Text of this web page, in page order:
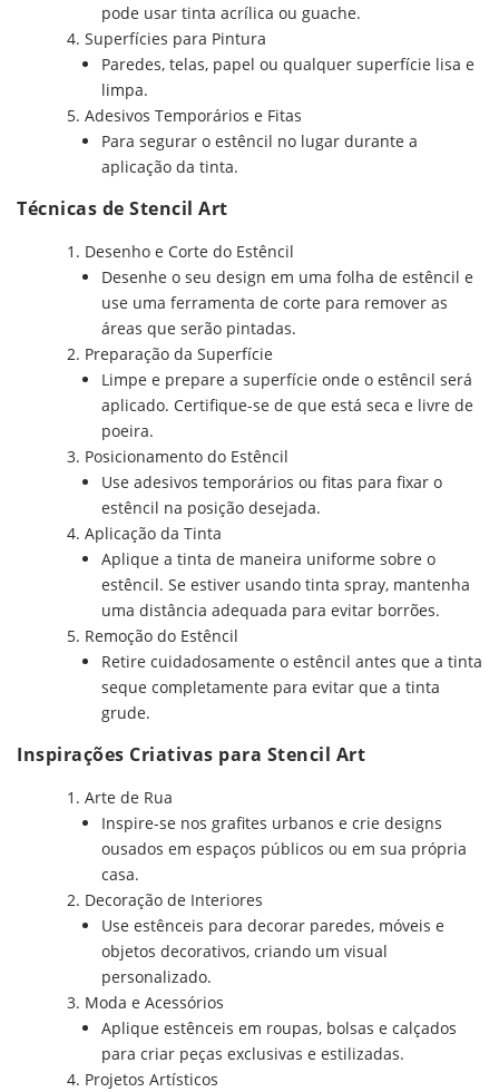
pode usar tinta acrílica ou guache.
Superfícies para Pintura
Paredes, telas, papel ou qualquer superfície lisa e
limpa.
Adesivos Temporários e Fitas
Para segurar o estêncil no lugar durante a
aplicação da tinta.
Técnicas de Stencil Art
Desenho e Corte do Estêncil
Desenhe o seu design em uma folha de estêncil e
use uma ferramenta de corte para remover as
áreas que serão pintadas.
Preparação da Superfície
Limpe e prepare a superfície onde o estêncil será
aplicado. Certifique-se de que está seca e livre de
poeira.
Posicionamento do Estêncil
Use adesivos temporários ou fitas para fixar o
estêncil na posição desejada.
Aplicação da Tinta
Aplique a tinta de maneira uniforme sobre o
estêncil. Se estiver usando tinta spray, mantenha
uma distância adequada para evitar borrões.
Remoção do Estêncil
Retire cuidadosamente o estêncil antes que a tinta
seque completamente para evitar que a tinta
grude.
Inspirações Criativas para Stencil Art
Arte de Rua
Inspire-se nos grafites urbanos e crie designs
ousados em espaços públicos ou em sua própria
casa.
Decoração de Interiores
Use estênceis para decorar paredes, móveis e
objetos decorativos, criando um visual
personalizado.
Moda e Acessórios
Aplique estênceis em roupas, bolsas e calçados
para criar peças exclusivas e estilizadas.
Projetos Artísticos